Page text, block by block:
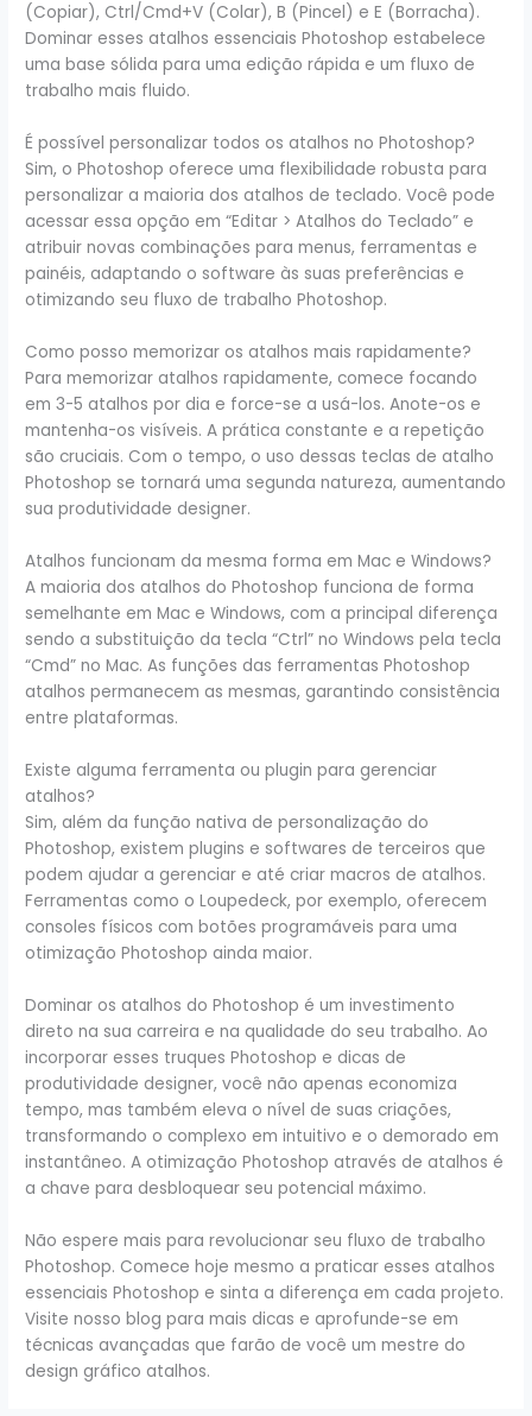
(Copiar), Ctrl/Cmd+V (Colar), B (Pincel) e E (Borracha).
Dominar esses atalhos essenciais Photoshop estabelece
uma base sólida para uma edição rápida e um fluxo de
trabalho mais fluido.
É possível personalizar todos os atalhos no Photoshop?
Sim, o Photoshop oferece uma flexibilidade robusta para
personalizar a maioria dos atalhos de teclado. Você pode
acessar essa opção em “Editar > Atalhos do Teclado” e
atribuir novas combinações para menus, ferramentas e
painéis, adaptando o software às suas preferências e
otimizando seu fluxo de trabalho Photoshop.
Como posso memorizar os atalhos mais rapidamente?
Para memorizar atalhos rapidamente, comece focando
em 3-5 atalhos por dia e force-se a usá-los. Anote-os e
mantenha-os visíveis. A prática constante e a repetição
são cruciais. Com o tempo, o uso dessas teclas de atalho
Photoshop se tornará uma segunda natureza, aumentando
sua produtividade designer.
Atalhos funcionam da mesma forma em Mac e Windows?
A maioria dos atalhos do Photoshop funciona de forma
semelhante em Mac e Windows, com a principal diferença
sendo a substituição da tecla “Ctrl” no Windows pela tecla
“Cmd” no Mac. As funções das ferramentas Photoshop
atalhos permanecem as mesmas, garantindo consistência
entre plataformas.
Existe alguma ferramenta ou plugin para gerenciar
atalhos?
Sim, além da função nativa de personalização do
Photoshop, existem plugins e softwares de terceiros que
podem ajudar a gerenciar e até criar macros de atalhos.
Ferramentas como o Loupedeck, por exemplo, oferecem
consoles físicos com botões programáveis para uma
otimização Photoshop ainda maior.
Dominar os atalhos do Photoshop é um investimento
direto na sua carreira e na qualidade do seu trabalho. Ao
incorporar esses truques Photoshop e dicas de
produtividade designer, você não apenas economiza
tempo, mas também eleva o nível de suas criações,
transformando o complexo em intuitivo e o demorado em
instantâneo. A otimização Photoshop através de atalhos é
a chave para desbloquear seu potencial máximo.
Não espere mais para revolucionar seu fluxo de trabalho
Photoshop. Comece hoje mesmo a praticar esses atalhos
essenciais Photoshop e sinta a diferença em cada projeto.
Visite nosso blog para mais dicas e aprofunde-se em
técnicas avançadas que farão de você um mestre do
design gráfico atalhos.